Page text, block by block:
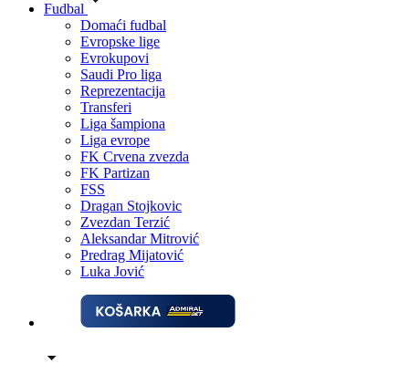
Fudbal
Domaći fudbal
Evropske lige
Evrokupovi
Saudi Pro liga
Reprezentacija
Transferi
Liga šampiona
Liga evrope
FK Crvena zvezda
FK Partizan
FSS
Dragan Stojkovic
Zvezdan Terzić
Aleksandar Mitrović
Predrag Mijatović
Luka Jović